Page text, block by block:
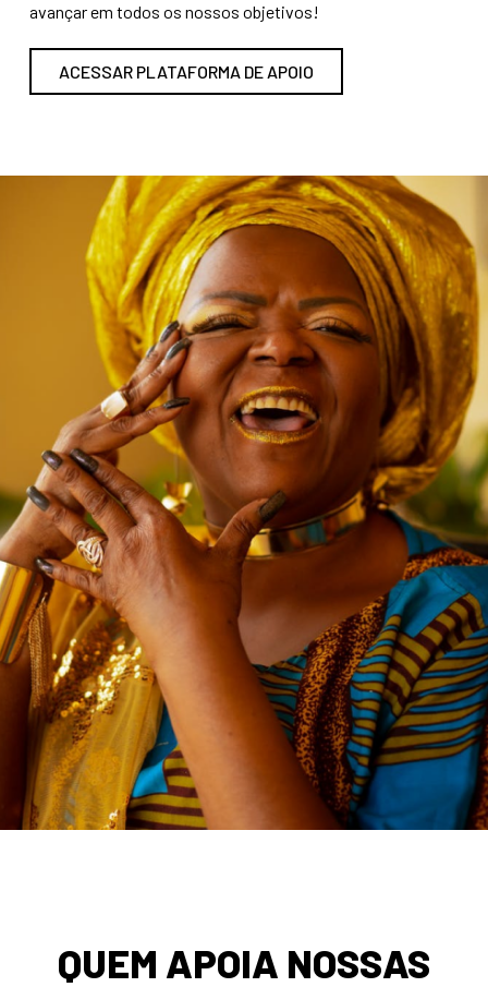
avançar em todos os nossos objetivos!
ACESSAR PLATAFORMA DE APOIO
QUEM APOIA NOSSAS